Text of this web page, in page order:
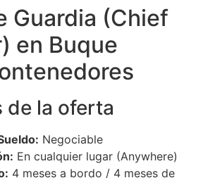
Guardia (Chief
en Buque
de la oferta
Negociable
En cualquier lugar (Anywhere)
4 meses a bordo / 4 meses de